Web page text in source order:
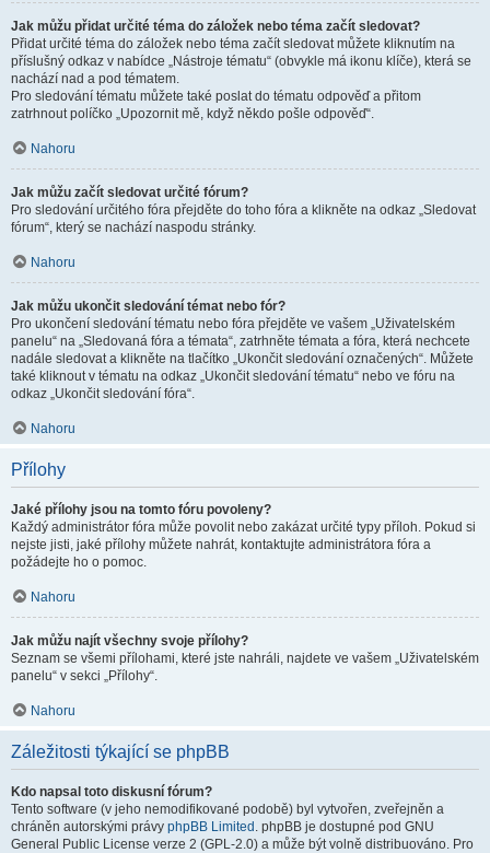
Jak můžu přidat určité téma do záložek nebo téma začít sledovat?
Přidat určité téma do záložek nebo téma začít sledovat můžete kliknutím na
příslušný odkaz v nabídce „Nástroje tématu“ (obvykle má ikonu klíče), která se
nachází nad a pod tématem.
Pro sledování tématu můžete také poslat do tématu odpověď a přitom
zatrhnout políčko „Upozornit mě, když někdo pošle odpověď“.
Nahoru
Jak můžu začít sledovat určité fórum?
Pro sledování určitého fóra přejděte do toho fóra a klikněte na odkaz „Sledovat
fórum“, který se nachází naspodu stránky.
Nahoru
Jak můžu ukončit sledování témat nebo fór?
Pro ukončení sledování tématu nebo fóra přejděte ve vašem „Uživatelském
panelu“ na „Sledovaná fóra a témata“, zatrhněte témata a fóra, která nechcete
nadále sledovat a klikněte na tlačítko „Ukončit sledování označených“. Můžete
také kliknout v tématu na odkaz „Ukončit sledování tématu“ nebo ve fóru na
odkaz „Ukončit sledování fóra“.
Nahoru
Přílohy
Jaké přílohy jsou na tomto fóru povoleny?
Každý administrátor fóra může povolit nebo zakázat určité typy příloh. Pokud si
nejste jisti, jaké přílohy můžete nahrát, kontaktujte administrátora fóra a
požádejte ho o pomoc.
Nahoru
Jak můžu najít všechny svoje přílohy?
Seznam se všemi přílohami, které jste nahráli, najdete ve vašem „Uživatelském
panelu“ v sekci „Přílohy“.
Nahoru
Záležitosti týkající se phpBB
Kdo napsal toto diskusní fórum?
Tento software (v jeho nemodifikované podobě) byl vytvořen, zveřejněn a
chráněn autorskými právy phpBB Limited . phpBB je dostupné pod GNU
General Public License verze 2 (GPL-2.0) a může být volně distribuováno. Pro